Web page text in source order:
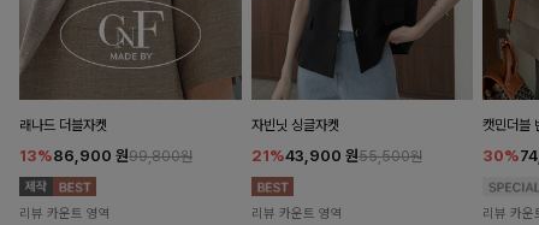
래나드 더블자켓
13%86,900 원99,800원
리뷰 카운트 영역
자빈닛 싱글자켓
21%43,900 원55,500원
리뷰 카운트 영역
캣민더블
30%
리뷰 카운